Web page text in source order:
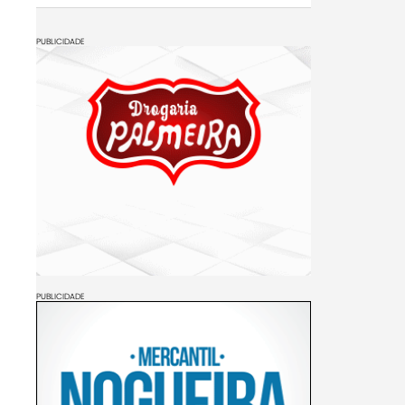
PUBLICIDADE
PUBLICIDADE